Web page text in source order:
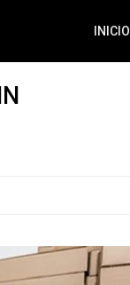
INICIO